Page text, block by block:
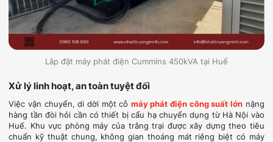
Lắp đặt máy phát điện Cummins 450kVA tại Huế
Xử lý linh hoạt, an toàn tuyệt đối
Việc vận chuyển, di dời một cỗ máy phát điện công suất lớn nặng
hàng tần đòi hỏi cần có thiết bị cẩu hạ chuyển dụng từ Hà Nội vào
Huế. Khu vực phòng máy của trâng trại được xây dựng theo tiêu
chuẩn kỹ thuật chung, không gian thoáng mát riêng biệt có máy